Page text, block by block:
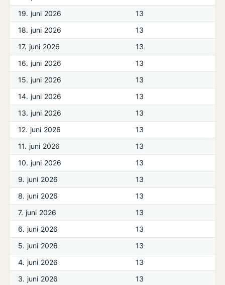
19. juni 2026
13
18. juni 2026
13
17. juni 2026
13
16. juni 2026
13
15. juni 2026
13
14. juni 2026
13
13. juni 2026
13
12. juni 2026
13
11. juni 2026
13
10. juni 2026
13
9. juni 2026
13
8. juni 2026
13
7. juni 2026
13
6. juni 2026
13
5. juni 2026
13
4. juni 2026
13
3. juni 2026
13